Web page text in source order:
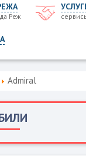
Реж
Admiral